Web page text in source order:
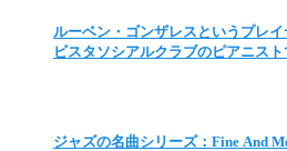
ルーベン・ゴンザレスというプレ
ビスタソシアルクラブのピアニスト
ジャズの名曲シリーズ：Fine And